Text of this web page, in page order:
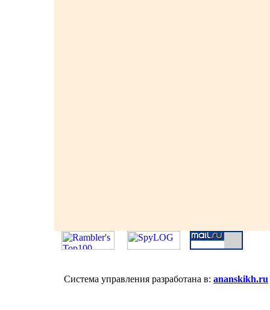
Система управления разработана в: ananskikh.ru